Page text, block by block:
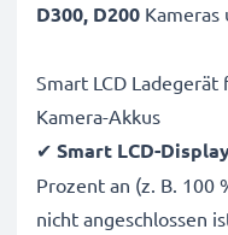
D300, D200
Smart LCD Ladegerät
Kamera-Akkus
✔ Smart LCD-
Prozent an (z. B. 100
nicht angeschlossen